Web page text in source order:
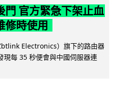
門 官方緊急下架止血
修時使用
Electronics）旗下的路由器
現每 35 秒便會與中國伺服器連